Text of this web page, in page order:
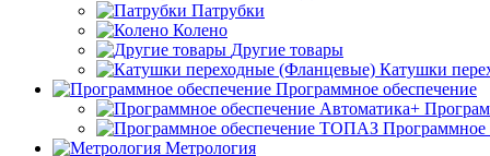
Патрубки
Колено
Другие товары
Катушки
Программное обеспечение
Метрология